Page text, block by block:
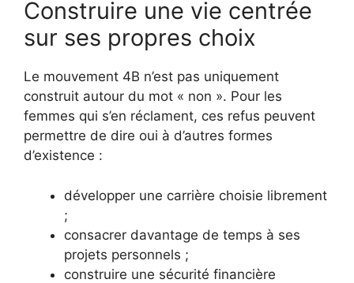
Construire une vie centrée
sur ses propres choix
Le mouvement 4B n’est pas uniquement
construit autour du mot « non ». Pour les
femmes qui s’en réclament, ces refus peuvent
permettre de dire oui à d’autres formes
d’existence :
développer une carrière choisie librement
;
consacrer davantage de temps à ses
projets personnels ;
construire une sécurité financière